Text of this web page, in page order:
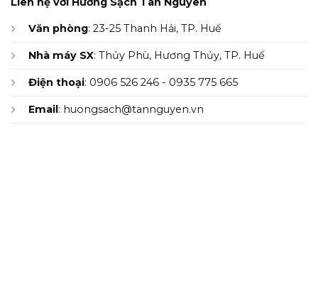
Văn phòng: 23-25 Thanh Hải, TP. Huế
Nhà máy SX: Thủy Phù, Hương Thủy, TP. Huế
Điện thoại: 0906 526 246 - 0935 775 665
Email: huongsach@tannguyen.vn